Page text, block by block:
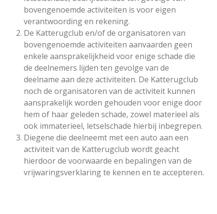
bovengenoemde activiteiten is voor eigen
verantwoording en rekening.
De Katterugclub en/of de organisatoren van
bovengenoemde activiteiten aanvaarden geen
enkele aansprakelijkheid voor enige schade die
de deelnemers lijden ten gevolge van de
deelname aan deze activiteiten. De Katterugclub
noch de organisatoren van de activiteit kunnen
aansprakelijk worden gehouden voor enige door
hem of haar geleden schade, zowel materieel als
ook immaterieel, letselschade hierbij inbegrepen.
Diegene die deelneemt met een auto aan een
activiteit van de Katterugclub wordt geacht
hierdoor de voorwaarde en bepalingen van de
vrijwaringsverklaring te kennen en te accepteren.